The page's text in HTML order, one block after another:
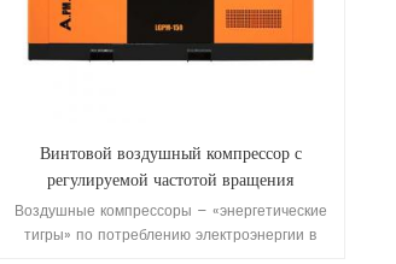
Винтовой воздушный компрессор с
регулируемой частотой вращения
постоянного магнита LGPM-150
Воздушные компрессоры – «энергетические
тигры» по потреблению электроэнергии в